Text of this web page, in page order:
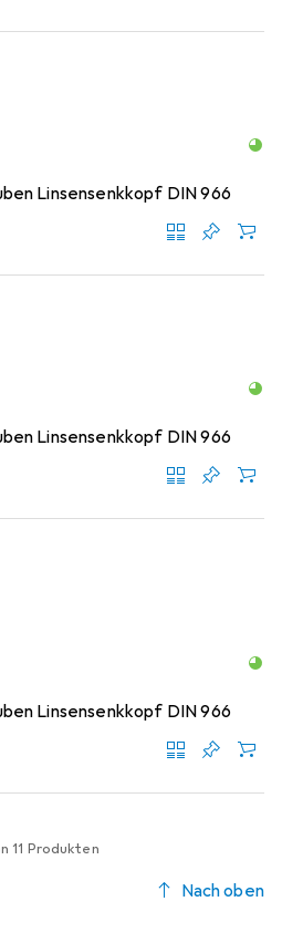
Linsensenkkopf DIN 966
Linsensenkkopf DIN 966
Linsensenkkopf DIN 966
11 Produkten
Nach oben